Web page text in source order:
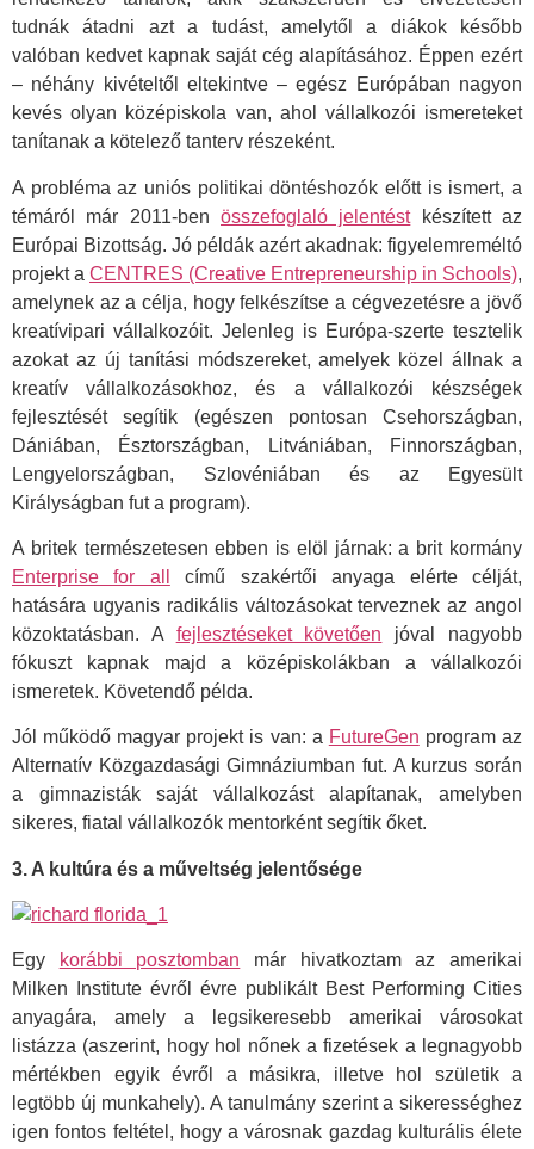
tudnák átadni azt a tudást, amelytől a diákok később
valóban kedvet kapnak saját cég alapításához. Éppen ezért
– néhány kivételtől eltekintve – egész Európában nagyon
kevés olyan középiskola van, ahol vállalkozói ismereteket
tanítanak a kötelező tanterv részeként.
A probléma az uniós politikai döntéshozók előtt is ismert, a
témáról már 2011-ben összefoglaló jelentéstkészített az
Európai Bizottság. Jó példák azért akadnak: figyelemreméltó
projekt a CENTRES (Creative Entrepreneurship in Schools),
amelynek az a célja, hogy felkészítse a cégvezetésre a jövő
kreatívipari vállalkozóit. Jelenleg is Európa-szerte tesztelik
azokat az új tanítási módszereket, amelyek közel állnak a
kreatív vállalkozásokhoz, és a vállalkozói készségek
fejlesztését segítik (egészen pontosan Csehországban,
Dániában, Észtországban, Litvániában, Finnországban,
Lengyelországban, Szlovéniában és az Egyesült
Királyságban fut a program).
A britek természetesen ebben is elöl járnak: a brit kormány
Enterprise for all
című szakértői anyaga elérte célját,
hatására ugyanis radikális változásokat terveznek az angol
közoktatásban. A fejlesztéseket követően jóval nagyobb
fókuszt kapnak majd a középiskolákban a vállalkozói
ismeretek. Követendő példa.
Jól működő magyar projekt is van: a FutureGen program az
Alternatív Közgazdasági Gimnáziumban fut. A kurzus során
a gimnazisták saját vállalkozást alapítanak, amelyben
sikeres, fiatal vállalkozók mentorként segítik őket.
3. A kultúra és a műveltség jelentősége
Egy korábbi posztomban már hivatkoztam az amerikai
Milken Institute évről évre publikált Best Performing Cities
anyagára, amely a legsikeresebb amerikai városokat
listázza (aszerint, hogy hol nőnek a fizetések a legnagyobb
mértékben egyik évről a másikra, illetve hol születik a
legtöbb új munkahely). A tanulmány szerint a sikerességhez
igen fontos feltétel, hogy a városnak gazdag kulturális élete